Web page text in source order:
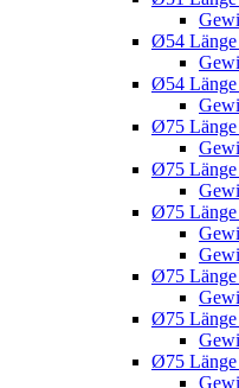
Ø54
Ø54
Ø75 Länge
Ø75
Ø75
Ø75
Ø75
Ø75